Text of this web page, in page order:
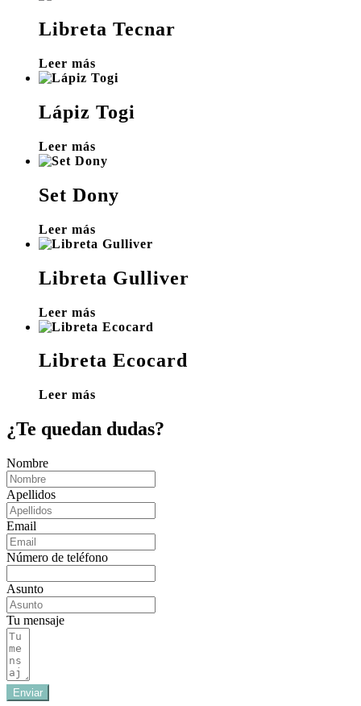
Libreta Tecnar
Leer más
Lápiz Togi
Leer más
Set Dony
Leer más
Libreta Gulliver
Leer más
Libreta Ecocard
Leer más
¿Te quedan dudas?
Nombre
Apellidos
Email
Número de teléfono
Asunto
Tu mensaje
Enviar